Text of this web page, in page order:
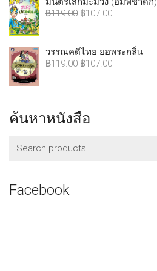
฿119.00 ฿107.00
วรรณคดีไทย ยอพระกลิ่น
฿119.00 ฿107.00
ค้นหาหนังสือ
Facebook